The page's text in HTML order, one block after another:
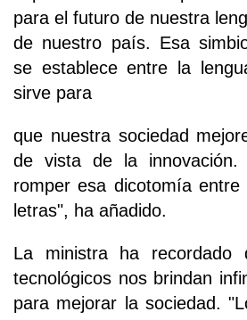
para el futuro de nuestra
de nuestro país. Esa
se establece entre la
sirve para
que nuestra sociedad
de vista de la innovación.
romper esa dicotomía
letras", ha añadido.
La ministra ha recordado
tecnológicos nos brindan
para mejorar la sociedad.